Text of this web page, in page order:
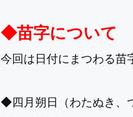
◆苗字について
今回は日付にまつわる苗
◆四月朔日（わたぬき、